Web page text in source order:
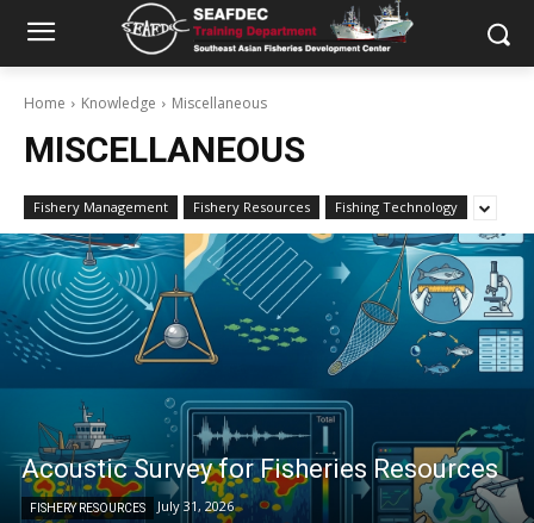
Home Knowledge Miscellaneous
MISCELLANEOUS
Fishery Management Fishery Resources Fishing Technology
Acoustic Survey for Fisheries Resources
FISHERY RESOURCES July 31, 2026